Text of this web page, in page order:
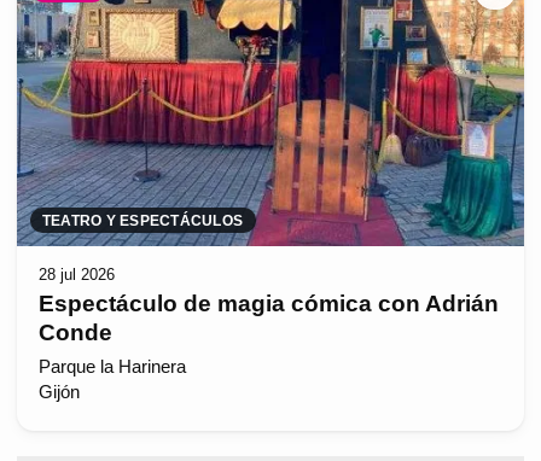
TEATRO Y ESPECTÁCULOS
28 jul 2026
Espectáculo de magia cómica con Adrián
Conde
Parque la Harinera
Gijón